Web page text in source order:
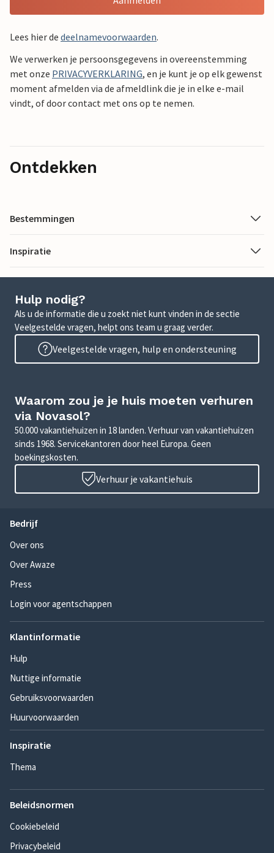
Lees hier de deelnamevoorwaarden.
We verwerken je persoonsgegevens in overeenstemming
met onze PRIVACYVERKLARING, en je kunt je op elk gewenst
moment afmelden via de afmeldlink die je in elke e-mail
vindt, of door contact met ons op te nemen.
Ontdekken
Bestemmingen
Inspiratie
Hulp nodig?
Als u de informatie die u zoekt niet kunt vinden in de sectie
Veelgestelde vragen, helpt ons team u graag verder.
Veelgestelde vragen, hulp en ondersteuning
Waarom zou je je huis moeten verhuren
via Novasol?
50.000 vakantiehuizen in 18 landen. Verhuur van vakantiehuizen
sinds 1968. Servicekantoren door heel Europa. Geen
boekingskosten.
Verhuur je vakantiehuis
Bedrijf
Over ons
Over Awaze
Press
Login voor agentschappen
Klantinformatie
Hulp
Nuttige informatie
Gebruiksvoorwaarden
Huurvoorwaarden
Inspiratie
Thema
Beleidsnormen
Cookiebeleid
Privacybeleid